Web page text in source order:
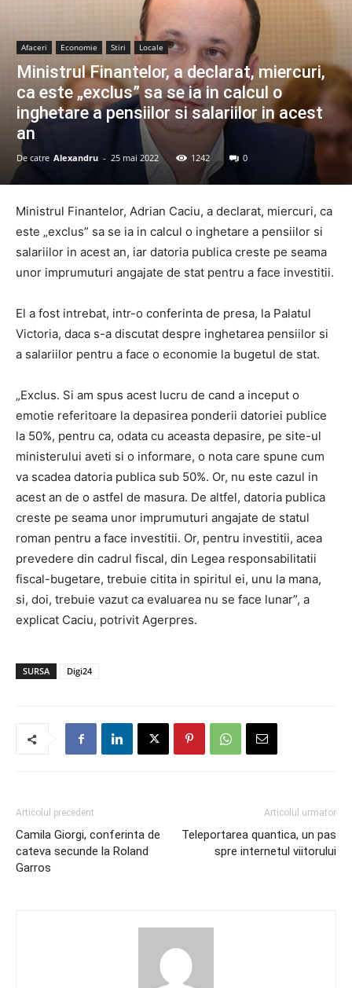
Afaceri Economie Stiri Locale
Ministrul Finantelor, a declarat, miercuri,
ca este „exclus” sa se ia in calcul o
inghetare a pensiilor si salariilor in acest
an
De catre Alexandru - 25 mai 2022 1242 0
Ministrul Finantelor, Adrian Caciu, a declarat, miercuri, ca
este „exclus” sa se ia in calcul o inghetare a pensiilor si
salariilor in acest an, iar datoria publica creste pe seama
unor imprumuturi angajate de stat pentru a face investitii.
El a fost intrebat, intr-o conferinta de presa, la Palatul
Victoria, daca s-a discutat despre inghetarea pensiilor si
a salariilor pentru a face o economie la bugetul de stat.
„Exclus. Si am spus acest lucru de cand a inceput o
emotie referitoare la depasirea ponderii datoriei publice
la 50%, pentru ca, odata cu aceasta depasire, pe site-ul
ministerului aveti si o informare, o nota care spune cum
va scadea datoria publica sub 50%. Or, nu este cazul in
acest an de o astfel de masura. De altfel, datoria publica
creste pe seama unor imprumuturi angajate de statul
roman pentru a face investitii. Or, pentru investitii, acea
prevedere din cadrul fiscal, din Legea responsabilitatii
fiscal-bugetare, trebuie citita in spiritul ei, unu la mana,
si, doi, trebuie vazut ca evaluarea nu se face lunar”, a
explicat Caciu, potrivit Agerpres.
SURSA Digi24
Articolul precedent
Camila Giorgi, conferinta de
cateva secunde la Roland
Garros
Articolul urmator
Teleportarea quantica, un pas
spre internetul viitorului